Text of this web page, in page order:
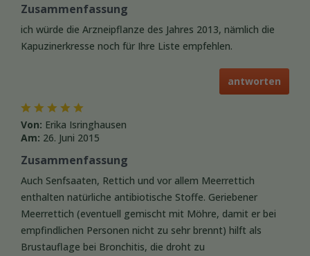
Zusammenfassung
ich würde die Arzneipflanze des Jahres 2013, nämlich die
Kapuzinerkresse noch für Ihre Liste empfehlen.
antworten
Von: Erika Isringhausen
Am: 26. Juni 2015
Zusammenfassung
Auch Senfsaaten, Rettich und vor allem Meerrettich
enthalten natürliche antibiotische Stoffe. Geriebener
Meerrettich (eventuell gemischt mit Möhre, damit er bei
empfindlichen Personen nicht zu sehr brennt) hilft als
Brustauflage bei Bronchitis, die droht zu